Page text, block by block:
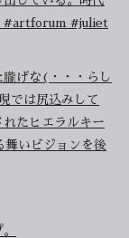
#artforum #juliet
朧げな(・・・らし
では尻込みして
たヒエラルキー
いビジョンを後